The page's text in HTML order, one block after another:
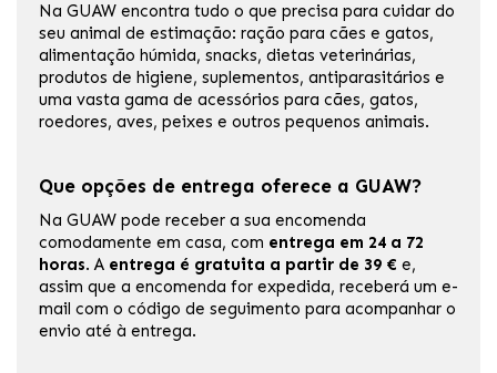
Na GUAW encontra tudo o que precisa para cuidar do
seu animal de estimação: ração para cães e gatos,
alimentação húmida, snacks, dietas veterinárias,
produtos de higiene, suplementos, antiparasitários e
uma vasta gama de acessórios para cães, gatos,
roedores, aves, peixes e outros pequenos animais.
Que opções de entrega oferece a GUAW?
Na GUAW pode receber a sua encomenda
comodamente em casa, com entrega em 24 a 72
horas. A entrega é gratuita a partir de 39 € e,
assim que a encomenda for expedida, receberá um e-
mail com o código de seguimento para acompanhar o
envio até à entrega.